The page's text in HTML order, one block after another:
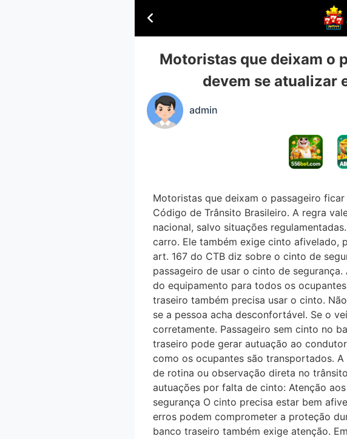
Motoristas que deixam o
devem se atualizar
admin
Motoristas que deixam o passageiro
Código de Trânsito Brasileiro. A regra
nacional, salvo situações
carro. Ele também exige cinto afivelado,
art. 167 do CTB diz sobre o cinto de
passageiro de usar o cinto de
do equipamento para todos os
traseiro também precisa usar o cinto.
se a pessoa acha desconfortável. Se o
corretamente. Passageiro sem cinto no
traseiro pode gerar autuação ao
como os ocupantes são transportados.
de rotina ou observação direta no
autuações por falta de cinto: Atenção
segurança O cinto precisa estar bem
erros podem comprometer a proteção
banco traseiro também exige atenção.